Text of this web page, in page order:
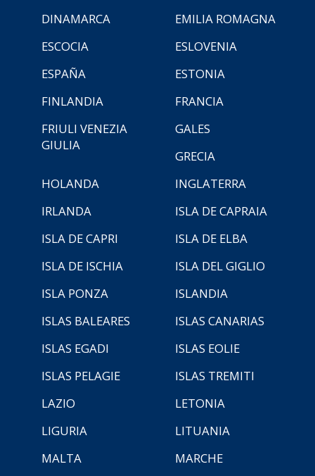
DINAMARCA
EMILIA ROMAGNA
ESCOCIA
ESLOVENIA
ESPAÑA
ESTONIA
FINLANDIA
FRANCIA
FRIULI VENEZIA
GIULIA
GALES
GRECIA
HOLANDA
INGLATERRA
IRLANDA
ISLA DE CAPRAIA
ISLA DE CAPRI
ISLA DE ELBA
ISLA DE ISCHIA
ISLA DEL GIGLIO
ISLA PONZA
ISLANDIA
ISLAS BALEARES
ISLAS CANARIAS
ISLAS EGADI
ISLAS EOLIE
ISLAS PELAGIE
ISLAS TREMITI
LAZIO
LETONIA
LIGURIA
LITUANIA
MALTA
MARCHE